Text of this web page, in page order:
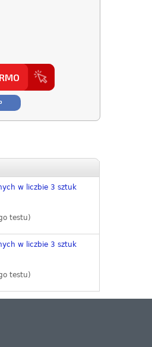
w liczbie 3 sztuk
testu)
w liczbie 3 sztuk
testu)